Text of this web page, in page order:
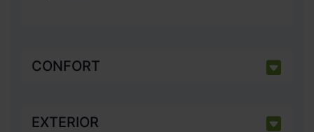
CONFORT
EXTERIOR